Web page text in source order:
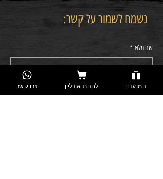
נשמח לשמור על קשר:
שם מלא *
טלפון נייד * צרו קשר לחנות אונליין המועדון